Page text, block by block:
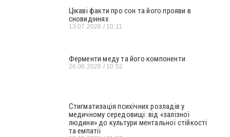
Цікаві факти про сон та його прояви в
сновидіннях
13.07.2026 10:11
Ферменти меду та його компоненти
26.06.2026 10:52
Стигматизація психічних розладів у
медичному середовищі: від «залізної
людини» до культури ментальної стійкості
та емпатії